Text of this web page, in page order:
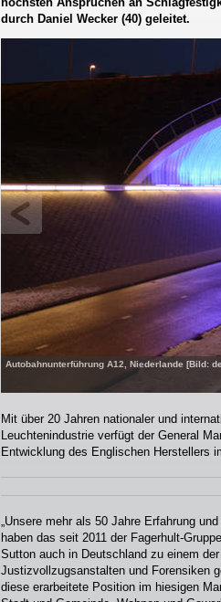
durch Daniel Wecker (40) geleitet.
Autobahnunterführung A12, Niederlande [Bild:
Mit über 20 Jahren nationaler und
Leuchtenindustrie verfügt der General
Entwicklung des Englischen Herstellers
„Unsere mehr als 50 Jahre Erfahrung
haben das seit 2011 der Fagerhult-
Sutton auch in Deutschland zu einem
Justizvollzugsanstalten und Forensiken
diese erarbeitete Position im hiesigen